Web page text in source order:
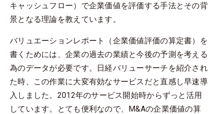
キャッシュフロー）で企業価値を評価する手法とその背
景となる理論を教えています。
バリュエーションレポート（企業価値評価の算定書）を
書くためには、企業の過去の業績と今後の予測を考える
為のデータが必要です。日経バリューサーチを紹介され
た時、この作業に大変有効なサービスだと直感し早速導
入しました。2012年のサービス開始時からずっと活用
しています。とても便利なので、M&Aの企業価値の算